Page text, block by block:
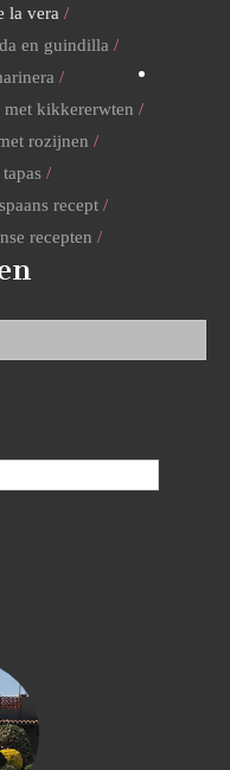
la vera
en guindilla
met kikkererwten
rozijnen
recept
recepten